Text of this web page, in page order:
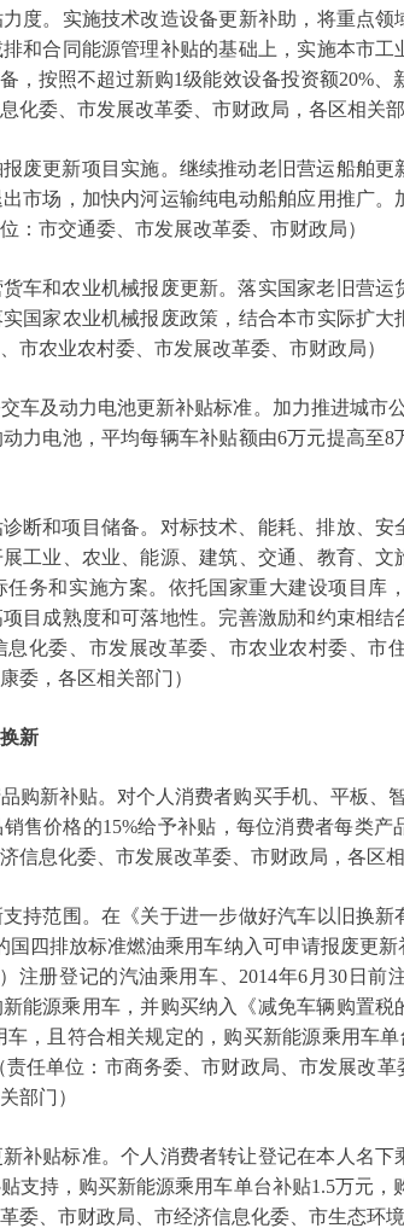
。实施技术改造设备更新补助，将重点领
和合同能源管理补贴的基础上，实施本市工
，按照不超过新购1级能效设备投资额20%、
化委、市发展改革委、市财政局，各区相关部
更新项目实施。继续推动老旧营运船舶更
市场，加快内河运输纯电动船舶应用推广。
：市交通委、市发展改革委、市财政局）
和农业机械报废更新。落实国家老旧营运
国家农业机械报废政策，结合本市实际扩
市农业农村委、市发展改革委、市财政局）
及动力电池更新补贴标准。加力推进城市
力电池，平均每辆车补贴额由6万元提高至
和项目储备。对标技术、能耗、排放、安
工业、农业、能源、建筑、交通、教育、
务和实施方案。依托国家重大建设项目库
目成熟度和可落地性。完善激励和约束相
化委、市发展改革委、市农业农村委、市
委，各区相关部门）
新
新补贴。对个人消费者购买手机、平板、
售价格的15%给予补贴，每位消费者每类产
信息化委、市发展改革委、市财政局，各区相
范围。在《关于进一步做好汽车以旧换新
国四排放标准燃油乘用车纳入可申请报废更
注册登记的汽油乘用车、2014年6月30日前
新能源乘用车，并购买纳入《减免车辆购置
，且符合相关规定的，购买新能源乘用车
任单位：市商务委、市财政局、市发展改
部门）
贴标准。个人消费者转让登记在本人名下
支持，购买新能源乘用车单台补贴1.5万元，
委、市财政局、市经济信息化委、市生态环